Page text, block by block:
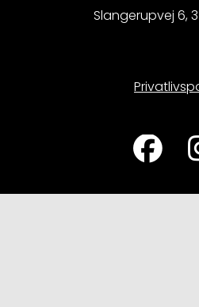
Slangerupvej 6,